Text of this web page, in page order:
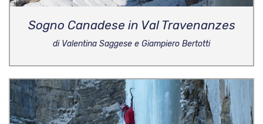
Sogno Canadese in Val Travenanzes
di Valentina Saggese e Giampiero Bertotti